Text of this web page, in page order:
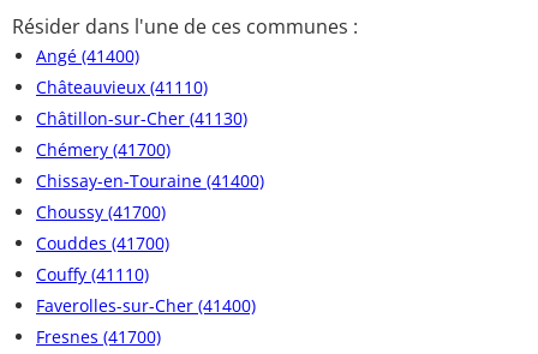
Résider dans l'une de ces communes :
Angé (41400)
Châteauvieux (41110)
Châtillon-sur-Cher (41130)
Chémery (41700)
Chissay-en-Touraine (41400)
Choussy (41700)
Couddes (41700)
Couffy (41110)
Faverolles-sur-Cher (41400)
Fresnes (41700)